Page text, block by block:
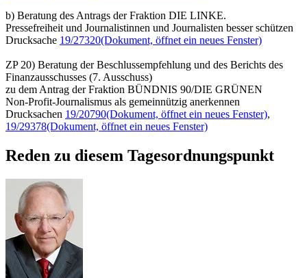
b) Beratung des Antrags der Fraktion DIE LINKE.
Pressefreiheit und Journalistinnen und Journalisten besser schützen
Drucksache 19/27320(Dokument, öffnet ein neues Fenster)
ZP 20) Beratung der Beschlussempfehlung und des Berichts des
Finanzausschusses (7. Ausschuss)
zu dem Antrag der Fraktion BÜNDNIS 90/DIE GRÜNEN
Non-Profit-Journalismus als gemeinnützig anerkennen
Drucksachen 19/20790(Dokument, öffnet ein neues Fenster),
19/29378(Dokument, öffnet ein neues Fenster)
Reden zu diesem Tagesordnungspunkt